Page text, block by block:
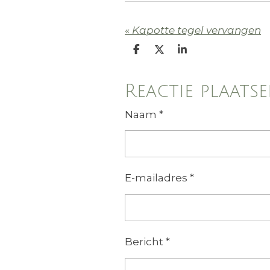
« Kapotte tegel vervangen
D
e
n
D
l
S
r
e
Reactie
Naam *
E-mailadres *
Bericht *